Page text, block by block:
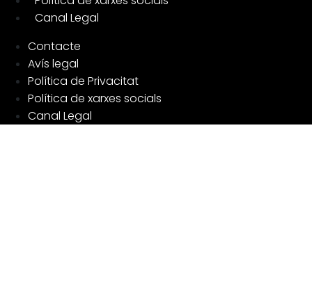
Canal Legal
Contacte
Avís legal
Política de Privacitat
Política de xarxes socials
Canal Legal